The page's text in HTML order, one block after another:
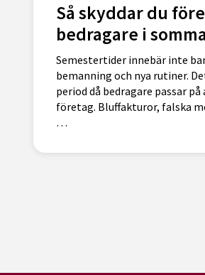
Så skyddar du
bedragare i
Semestertider innebär inte
bemanning och nya rutiner.
period då bedragare passar
företag. Bluffakturor, falska
…